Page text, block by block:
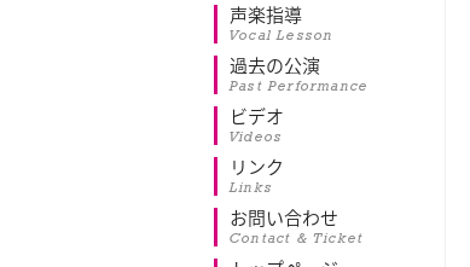
声楽指導
Vocal Lesson
過去の公演
Past Performance
ビデオ
Videos
リンク
Links
お問い合わせ
Contact & Ticket